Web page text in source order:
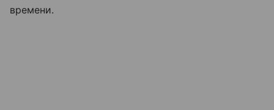
времени.